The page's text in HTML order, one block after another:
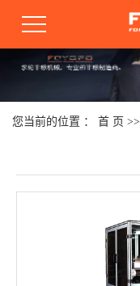
您当前的位置 ： 首 页 >>